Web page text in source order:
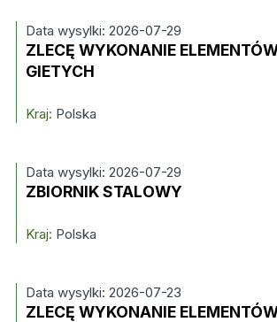
Data wysylki: 2026-07-29
ZLECĘ WYKONANIE
GIETYCH
Kraj: Polska
Data wysylki: 2026-07-29
ZBIORNIK STALOWY
Kraj: Polska
Data wysylki: 2026-07-23
ZLECĘ WYKONANIE